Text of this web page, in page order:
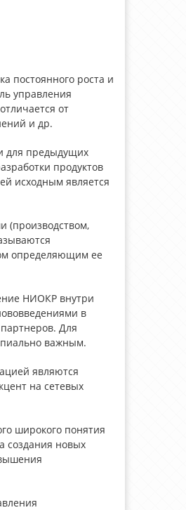
постоянного роста и
управления
от
и др.
для предыдущих
продуктов
исходным является
(производством,
определяющим ее
НИОКР внутри
в
Для
важным.
являются
на сетевых
широкого понятия
создания новых